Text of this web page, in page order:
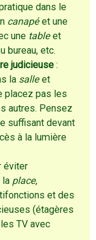
dans le
canapéet une
une tableet
bureau, etc.
judicieuse:
la salleet
placez pas les
autres. Pensez
suffisant devant
à la lumière
éviter
la place,
et des
(étagères
TV avec